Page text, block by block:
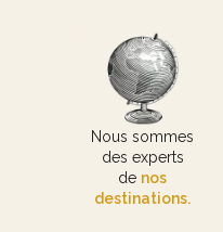
Nous sommes
des experts
de nos
destinations.